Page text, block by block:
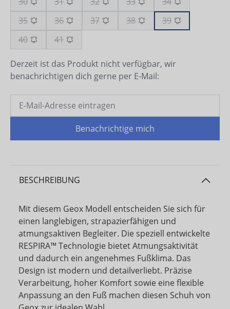
35
36 37 38
39
40
41
Derzeit ist das Produkt nicht verfügbar, wir
benachrichtigen dich gerne per E-Mail:
Benachrichtige mich
BESCHREIBUNG
Mit diesem Geox Modell entscheiden Sie sich für
einen langlebigen, strapazierfähigen und
atmungsaktiven Begleiter. Die speziell entwickelte
RESPIRA™ Technologie bietet Atmungsaktivität
und dadurch ein angenehmes Fußklima. Das
Design ist modern und detailverliebt. Präzise
Verarbeitung, hoher Komfort sowie eine flexible
Anpassung an den Fuß machen diesen Schuh von